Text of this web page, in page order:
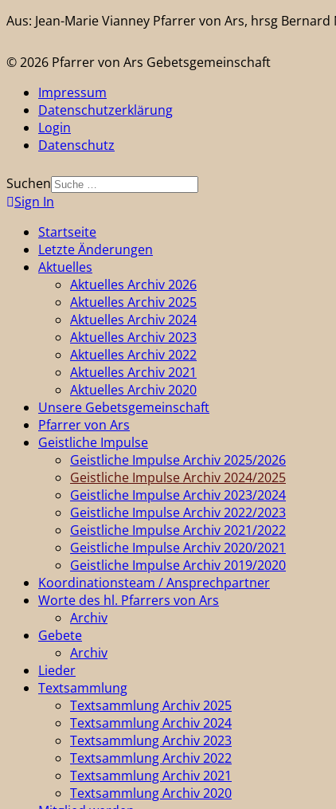
Aus: Jean-Marie Vianney Pfarrer von Ars, hrsg Bernard
© 2026 Pfarrer von Ars Gebetsgemeinschaft
Impressum
Datenschutzerklärung
Login
Datenschutz
Suchen
Sign In
Startseite
Letzte Änderungen
Aktuelles
Aktuelles Archiv 2026
Aktuelles Archiv 2025
Aktuelles Archiv 2024
Aktuelles Archiv 2023
Aktuelles Archiv 2022
Aktuelles Archiv 2021
Aktuelles Archiv 2020
Unsere Gebetsgemeinschaft
Pfarrer von Ars
Geistliche Impulse
Geistliche Impulse Archiv 2025/2026
Geistliche Impulse Archiv 2024/2025
Geistliche Impulse Archiv 2023/2024
Geistliche Impulse Archiv 2022/2023
Geistliche Impulse Archiv 2021/2022
Geistliche Impulse Archiv 2020/2021
Geistliche Impulse Archiv 2019/2020
Koordinationsteam / Ansprechpartner
Worte des hl. Pfarrers von Ars
Archiv
Gebete
Archiv
Lieder
Textsammlung
Textsammlung Archiv 2025
Textsammlung Archiv 2024
Textsammlung Archiv 2023
Textsammlung Archiv 2022
Textsammlung Archiv 2021
Textsammlung Archiv 2020